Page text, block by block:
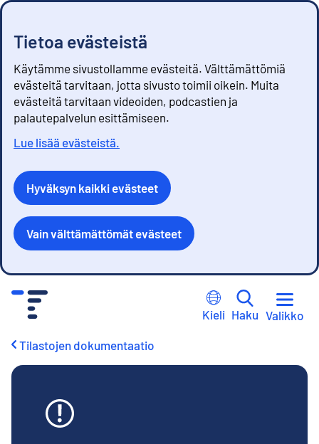
Tietoa evästeistä
Käytämme sivustollamme evästeitä. Välttämättömiä
evästeitä tarvitaan, jotta sivusto toimii oikein. Muita
evästeitä tarvitaan videoiden, podcastien ja
palautepalvelun esittämiseen.
Lue lisää evästeistä.
Hyväksyn kaikki evästeet
Vain välttämättömät evästeet
Kieli Haku Valikko
Tilastojen dokumentaatio